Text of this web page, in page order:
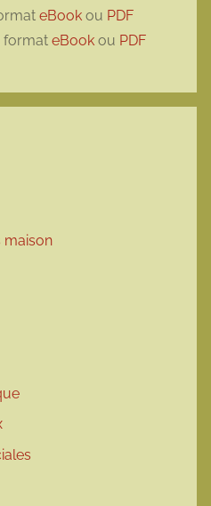
eBook ou PDF
format eBook ou PDF
maison